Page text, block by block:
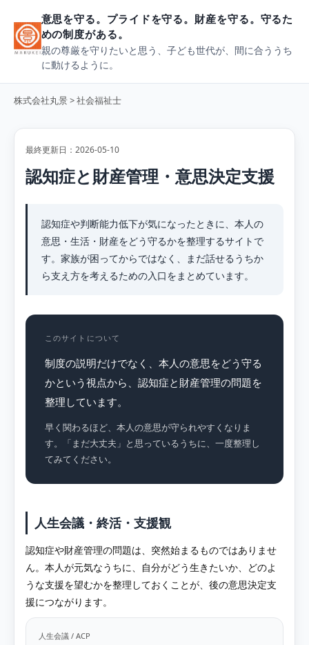
意思を守る。プライドを守る。財産を守る。守るた
めの制度がある。
親の尊厳を守りたいと思う、子ども世代が、間に合ううち
に動けるように。
株式会社丸景> 社会福祉士
最終更新日：2026-05-10
認知症と財産管理・意思決定支援
認知症や判断能力低下が気になったときに、本人の
意思・生活・財産をどう守るかを整理するサイトで
す。家族が困ってからではなく、まだ話せるうちか
ら支え方を考えるための入口をまとめています。
このサイトについて
制度の説明だけでなく、本人の意思をどう守る
かという視点から、認知症と財産管理の問題を
整理しています。
早く関わるほど、本人の意思が守られやすくなりま
す。「まだ大丈夫」と思っているうちに、一度整理し
てみてください。
人生会議・終活・支援観
認知症や財産管理の問題は、突然始まるものではありませ
ん。本人が元気なうちに、自分がどう生きたいか、どのよ
うな支援を望むかを整理しておくことが、後の意思決定支
援につながります。
人生会議 / ACP